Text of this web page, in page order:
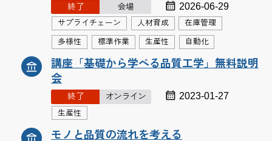
終了 会場 2026-06-29
サプライチェーン 人材育成 在庫管理
多様性 標準作業 生産性 自動化
講座「基礎から学べる品質工学」無料説明
会
終了 オンライン 2023-01-27
生産性
モノと品質の流れを考える